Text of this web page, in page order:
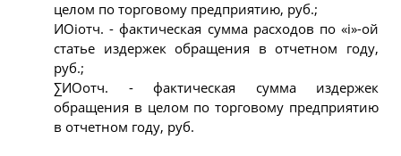
целом по торговому предприятию, руб.;
ИОiотч. - фактическая сумма расходов по «i»-ой
статье издержек обращения в отчетном году,
руб.;
∑ИОотч. - фактическая сумма издержек
обращения в целом по торговому предприятию
в отчетном году, руб.